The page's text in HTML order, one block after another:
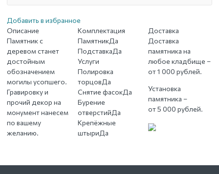
Добавить в избранное
Описание
Памятник с
деревом станет
достойным
обозначением
могилы усопшего.
Гравировку и
прочий декор на
монумент нанесем
по вашему
желанию.
Комплектация
ПамятникДа
ПодставкаДа
Услуги
Полировка
торцовДа
Снятие фасокДа
Бурение
отверстийДа
Крепёжные
штыриДа
Доставка
Доставка
памятника на
любое кладбище –
от 1 000 рублей.
Установка
памятника –
от 5 000 рублей.